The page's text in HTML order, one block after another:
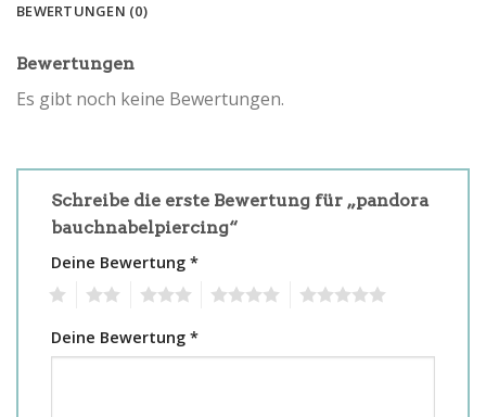
BEWERTUNGEN (0)
Bewertungen
Es gibt noch keine Bewertungen.
Schreibe die erste Bewertung für „pandora
bauchnabelpiercing“
Deine Bewertung *
Deine Bewertung *